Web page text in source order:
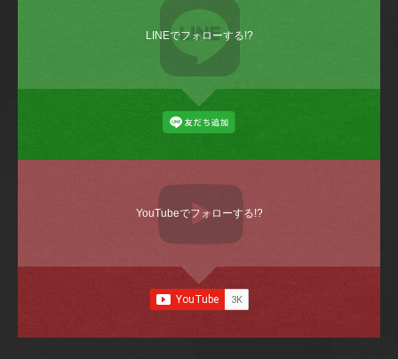
LINEでフォローする!?
YouTubeでフォローする!?